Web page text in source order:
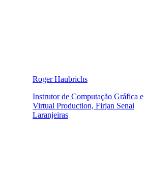
Roger Haubrichs
Instrutor de Computação Gráfica e
Virtual Production, Firjan Senai
Laranjeiras